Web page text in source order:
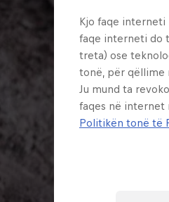
Kjo faqe
faqe interneti do
treta) ose
tonë, për qëllime
Ju mund ta
faqes në internet
Politikën tonë të